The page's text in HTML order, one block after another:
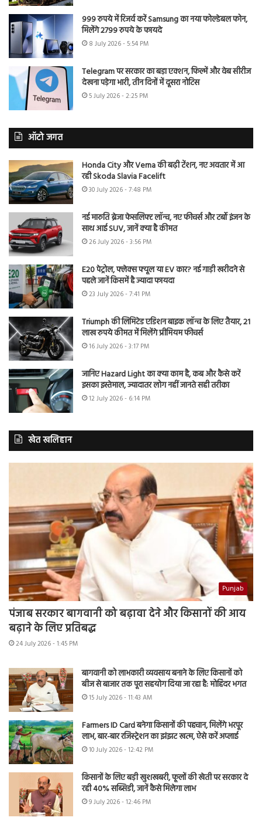
999 रुपये में रिजर्व करें Samsung का नया फोल्डेबल फोन,
मिलेंगे 2799 रुपये के फायदे
8 July 2026 - 5:54 PM
Telegram पर सरकार का बड़ा एक्शन, फिल्में और वेब सीरीज
देखना पड़ेगा भारी, तीन दिनों में दूसरा नोटिस
5 July 2026 - 2:25 PM
ऑटो जगत
Honda City और Verna की बढ़ी टेंशन, नए अवतार में आ
रही Skoda Slavia Facelift
30 July 2026 - 7:48 PM
नई मारुति ब्रेजा फेसलिफ्ट लॉन्च, नए फीचर्स और टर्बो इंजन के
साथ आई SUV, जानें क्या है कीमत
26 July 2026 - 3:56 PM
E20 पेट्रोल, फ्लेक्स फ्यूल या EV कार? नई गाड़ी खरीदने से
पहले जानें किसमें है ज्यादा फायदा
23 July 2026 - 7:41 PM
Triumph की लिमिटेड एडिशन बाइक लॉन्च के लिए तैयार, 21
लाख रुपये कीमत में मिलेंगे प्रीमियम फीचर्स
16 July 2026 - 3:17 PM
जानिए Hazard Light का क्या काम है, कब और कैसे करें
इसका इस्तेमाल, ज्यादातर लोग नहीं जानते सही तरीका
12 July 2026 - 6:14 PM
खेत खलिहान
Punjab
पंजाब सरकार बागवानी को बढ़ावा देने और किसानों की आय
बढ़ाने के लिए प्रतिबद्ध
24 July 2026 - 1:45 PM
बागवानी को लाभकारी व्यवसाय बनाने के लिए किसानों को
बीज से बाजार तक पूरा सहयोग दिया जा रहा है: मोहिंदर भगत
15 July 2026 - 11:43 AM
Farmers ID Card बनेगा किसानों की पहचान, मिलेंगे भरपूर
लाभ, बार-बार रजिस्ट्रेशन का झंझट खत्म, ऐसे करें अप्लाई
10 July 2026 - 12:42 PM
किसानों के लिए बड़ी खुशखबरी, फूलों की खेती पर सरकार दे
रही 40% सब्सिडी, जानें कैसे मिलेगा लाभ
9 July 2026 - 12:46 PM